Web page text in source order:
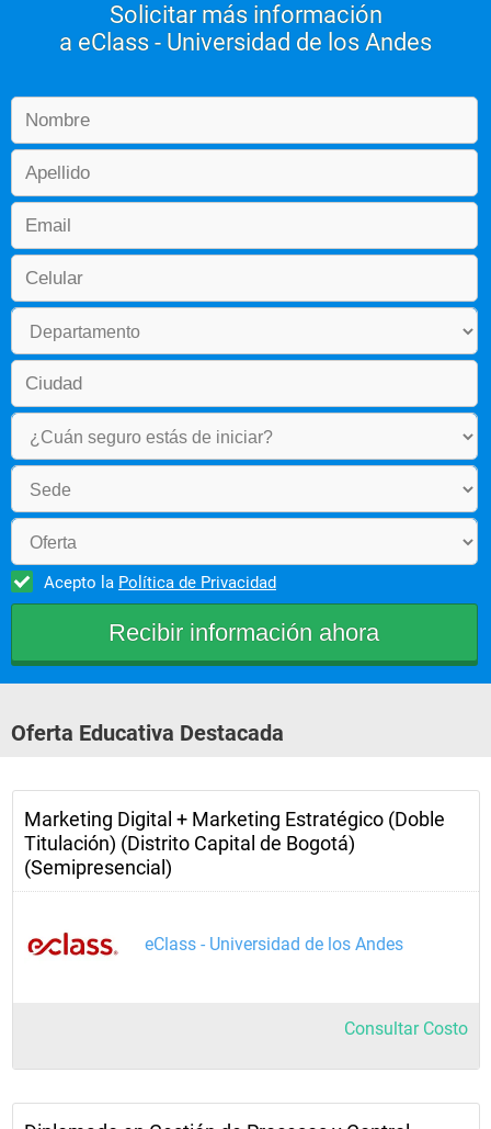
Solicitar más información
a eClass - Universidad de los Andes
Acepto la Política de Privacidad
Oferta Educativa Destacada
Marketing Digital + Marketing Estratégico (Doble
Titulación) (Distrito Capital de Bogotá)
(Semipresencial)
eClass - Universidad de los Andes
Consultar Costo